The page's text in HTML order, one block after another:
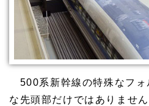
500系新幹線の特殊なフォ
な先頭部だけではありません